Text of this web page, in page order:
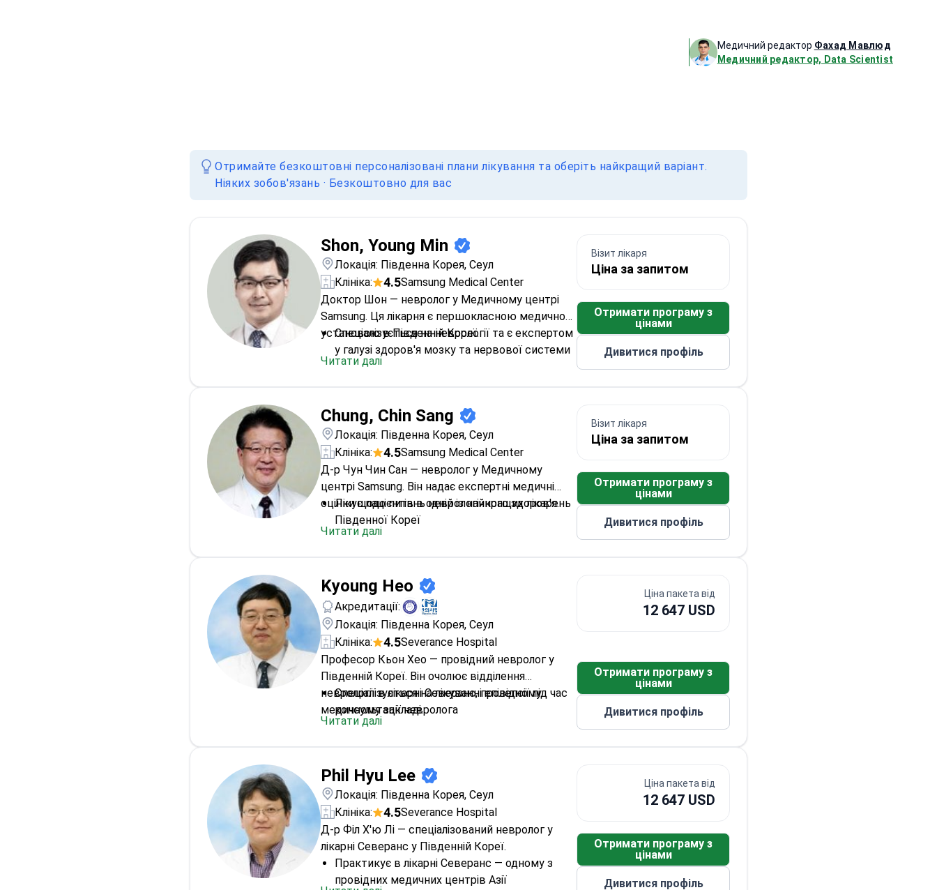
Медичний редактор Фахад Мавлюд
Медичний редактор, Data Scientist
Отримайте безкоштовні персоналізовані плани лікування та оберіть найкращий варіант.
Ніяких зобов'язань · Безкоштовно для вас
Shon, Young Min
Локація: Південна Корея, Сеул
Клініка:
4.5Samsung Medical Center
Доктор Шон — невролог у Медичному центрі
Samsung. Ця лікарня є першокласною медичною
установою в Південній Кореї.
Спеціалізується на неврології та є експертом
у галузі здоров'я мозку та нервової системи
Надає консультації невролога у провідному
університетському медичному центрі
медичні стандарти та наукові дослідження
Читати далі
Візит лікаря
Ціна за запитом
Отримати програму з
цінами
Дивитися профіль
Chung, Chin Sang
Локація: Південна Корея, Сеул
Клініка:
4.5Samsung Medical Center
Д-р Чун Чин Сан — невролог у Медичному
центрі Samsung. Він надає експертні медичні
оцінки щодо питань неврологічного здоров'я.
Лікує пацієнтів в одній із найкращих лікарень
Південної Кореї
Співпрацює з установою, відомою своїми
високотехнологічними діагностичними
Спеціалізується на діагностиці та лікуванні
розладів нервової системи
Читати далі
Візит лікаря
Ціна за запитом
Отримати програму з
цінами
Дивитися профіль
Kyoung Heo
Акредитації:
Локація: Південна Корея, Сеул
Клініка:
4.5Severance Hospital
Професор Кьон Хео — провідний невролог у
Південній Кореї. Він очолює відділення
неврології в лікарні Северанс, провідному
медичному закладі.
Спеціалізується на лікуванні епілепсії під час
консультації невролога
Колишній завідувач відділення неврології
лікарні Йонсей Северанс
Університету Йонсей
Член Корейського товариства епілепсії та
Корейської неврологічної асоціації
Зареєстрований у Корейській медичній
асоціації
Читати далі
Ціна пакета від
12 647 USD
Отримати програму з
цінами
Дивитися профіль
Phil Hyu Lee
Локація: Південна Корея, Сеул
Клініка:
4.5Severance Hospital
Д-р Філ Х'ю Лі — спеціалізований невролог у
лікарні Северанс у Південній Кореї.
Практикує в лікарні Северанс — одному з
провідних медичних центрів Азії
Ціна пакета від
12 647 USD
Отримати програму з
цінами
Дивитися профіль